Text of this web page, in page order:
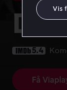
5.4
Få
Vis